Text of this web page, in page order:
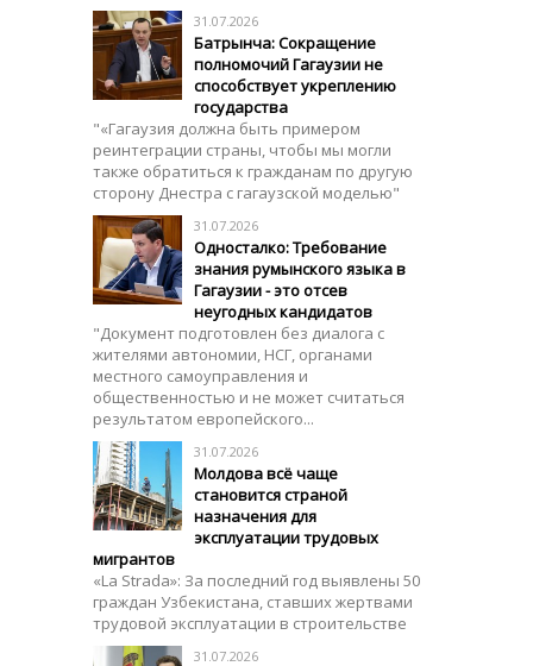
31.07.2026
Батрынча: Сокращение
полномочий Гагаузии не
способствует укреплению
государства
"«Гагаузия должна быть примером
реинтеграции страны, чтобы мы могли
также обратиться к гражданам по другую
сторону Днестра с гагаузской моделью"
31.07.2026
Односталко: Требование
знания румынского языка в
Гагаузии - это отсев
неугодных кандидатов
"Документ подготовлен без диалога с
жителями автономии, НСГ, органами
местного самоуправления и
общественностью и не может считаться
результатом европейского...
31.07.2026
Молдова всё чаще
становится страной
назначения для
эксплуатации трудовых
мигрантов
«La Strada»: За последний год выявлены 50
граждан Узбекистана, ставших жертвами
трудовой эксплуатации в строительстве
31.07.2026